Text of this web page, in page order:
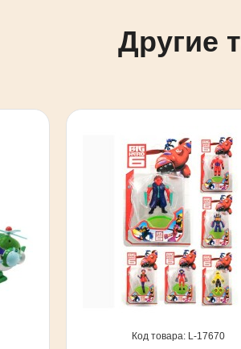
Другие
17670